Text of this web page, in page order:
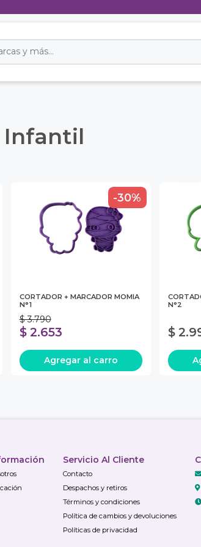
Infantil
-30%
CORTADOR + MARCADOR MOMIA
N°1
$ 3.790
$ 2.653
Agregar al carro
N°2
$
Servicio Al Cliente
Contacto
Despachos y retiros
Términos y condiciones
Política de cambios y devoluciones
Políticas de privacidad